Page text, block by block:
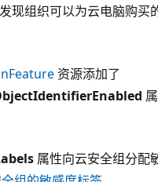
现组织可以为云电脑购买
资源添加了
属性向云安全组分配